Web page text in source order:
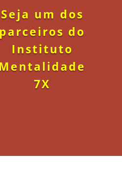
Seja um dos
parceiros do
Instituto
Mentalidade
7X